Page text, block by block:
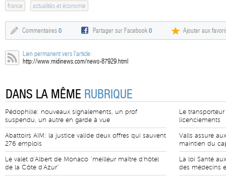
france actualités et économie
Commentaires 0 Partager sur Facebook0 Ajouter aux
Lien permanent vers l'article:
http://www.midinews.com/news-87929.html
DANS LA MÊME RUBRIQUE
Pédophilie: nouveaux signalements, un prof
suspendu, un autre en garde à vue
Abattoirs AIM: la justice valide deux offres qui sauvent
276 emplois
Le valet d'Albert de Monaco "meilleur maître d'hôtel
de la Côte d'Azur"
Le
licenciements
Valls assure
maintien du
La loi Santé
des médecins